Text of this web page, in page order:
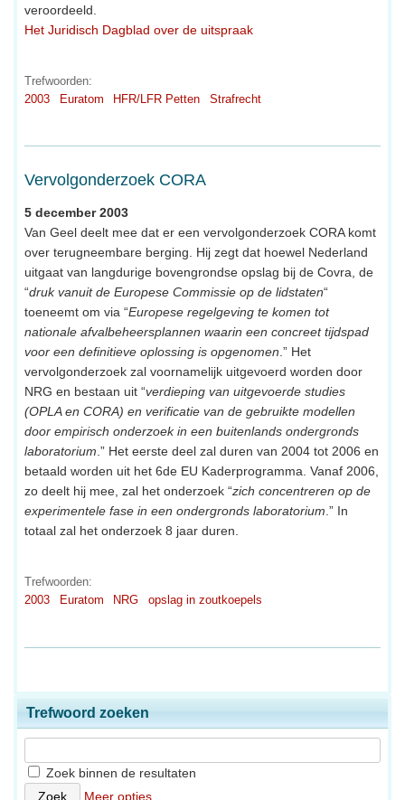
veroordeeld.
Het Juridisch Dagblad over de uitspraak
Trefwoorden:
2003
Euratom HFR/LFR Petten Strafrecht
Vervolgonderzoek CORA
5 december 2003
Van Geel deelt mee dat er een vervolgonderzoek CORA komt
over terugneembare berging. Hij zegt dat hoewel Nederland
uitgaat van langdurige bovengrondse opslag bij de Covra, de
“druk vanuit de Europese Commissie op de lidstaten“
toeneemt om via “Europese regelgeving te komen tot
nationale afvalbeheersplannen waarin een concreet tijdspad
voor een definitieve oplossing is opgenomen .” Het
vervolgonderzoek zal voornamelijk uitgevoerd worden door
NRG en bestaan uit “verdieping van uitgevoerde studies
(OPLA en CORA) en verificatie van de gebruikte modellen
door empirisch onderzoek in een buitenlands ondergronds
laboratorium .” Het eerste deel zal duren van 2004 tot 2006 en
betaald worden uit het 6de EU Kaderprogramma. Vanaf 2006,
zo deelt hij mee, zal het onderzoek “zich concentreren op de
experimentele fase in een ondergronds laboratorium .” In
totaal zal het onderzoek 8 jaar duren.
Trefwoorden:
2003
Euratom NRG opslag in zoutkoepels
Trefwoord zoeken
Zoek binnen de resultaten
Meer opties